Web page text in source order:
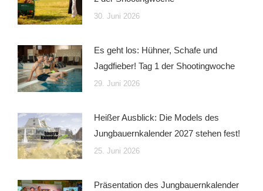
30. Juni 2026
Es geht los: Hühner, Schafe und
Jagdfieber! Tag 1 der Shootingwoche
29. Juni 2026
Heißer Ausblick: Die Models des
Jungbauernkalender 2027 stehen fest!
25. Juni 2026
Präsentation des Jungbauernkalender